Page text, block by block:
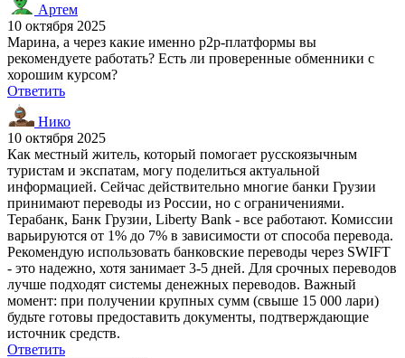
Артем
10 октября 2025
Марина, а через какие именно p2p-платформы вы
рекомендуете работать? Есть ли проверенные обменники с
хорошим курсом?
Ответить
Нико
10 октября 2025
Как местный житель, который помогает русскоязычным
туристам и экспатам, могу поделиться актуальной
информацией. Сейчас действительно многие банки Грузии
принимают переводы из России, но с ограничениями.
Терабанк, Банк Грузии, Liberty Bank - все работают. Комиссии
варьируются от 1% до 7% в зависимости от способа перевода.
Рекомендую использовать банковские переводы через SWIFT
- это надежно, хотя занимает 3-5 дней. Для срочных переводов
лучше подходят системы денежных переводов. Важный
момент: при получении крупных сумм (свыше 15 000 лари)
будьте готовы предоставить документы, подтверждающие
источник средств.
Ответить